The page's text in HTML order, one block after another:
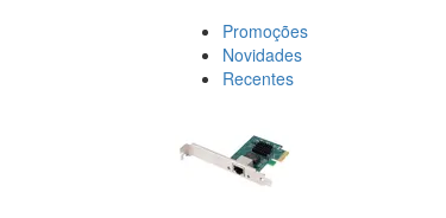
Promoções
Novidades
Recentes